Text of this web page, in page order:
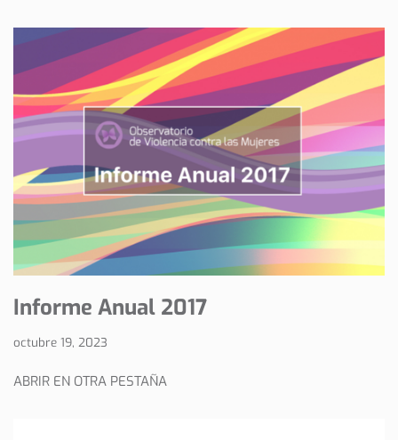
Informe Anual 2017
octubre 19, 2023
ABRIR EN OTRA PESTAÑA